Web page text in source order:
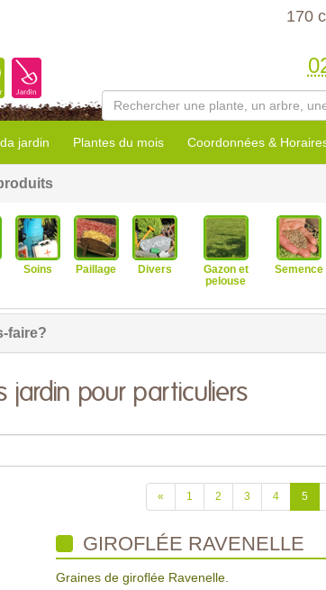
170
jardin Plantes du mois Coordonnées &
Soins Paillage Divers
Gazon et
pelouse
Semence
faire?
jardin pour particuliers
« 1 2 3 4 5
GIROFLÉE RAVENELLE
Graines de giroflée Ravenelle.